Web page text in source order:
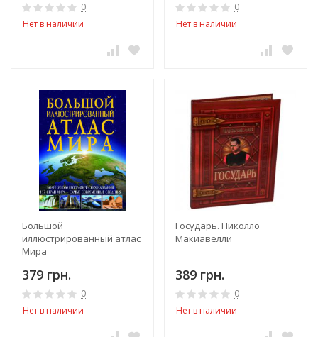
0
Нет в наличии
0
Нет в наличии
Большой
иллюстрированный атлас
Мира
379 грн.
0
Нет в наличии
Государь. Николло
Макиавелли
389 грн.
0
Нет в наличии